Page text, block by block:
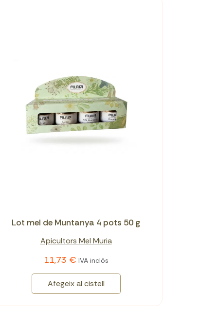
Lot mel de Muntanya 4 pots 50 g
Apicultors Mel Muria
11,73 € IVA inclòs
Afegeix al cistell